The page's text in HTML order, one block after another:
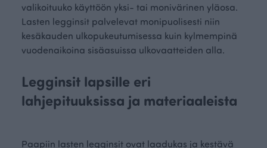
valikoituuko käyttöön yksi- tai monivärinen yläosa.
Lasten legginsit palvelevat monipuolisesti niin
kesäkauden ulkopukeutumisessa kuin kylmempinä
vuodenaikoina sisäasuissa ulkovaatteiden alla.
Legginsit lapsille eri
lahjepituuksissa ja materiaaleista
Paapiin lasten legginsit ovat laadukas ja kestävä